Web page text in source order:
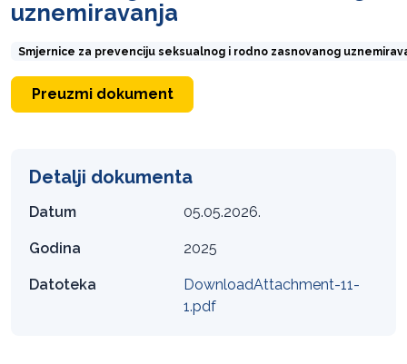
uznemiravanja
Smjernice za prevenciju seksualnog i rodno zasnovanog
Preuzmi dokument
Detalji dokumenta
Datum 05.05.2026.
Godina 2025
Datoteka
DownloadAttachment-11-
1.pdf